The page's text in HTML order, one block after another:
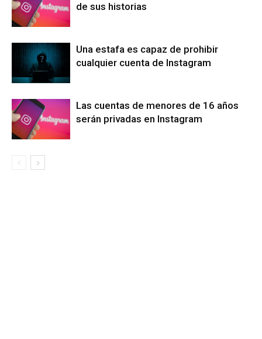
de sus historias
Una estafa es capaz de prohibir
cualquier cuenta de Instagram
Las cuentas de menores de 16 años
serán privadas en Instagram